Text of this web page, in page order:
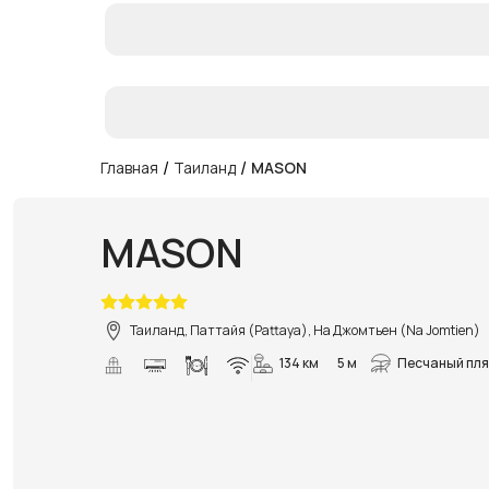
Главная / Таиланд / MASON
MASON
Таиланд, Паттайя (Pattaya), На Джомтьен (Na Jomtien)
134 км
5 м Песчаный